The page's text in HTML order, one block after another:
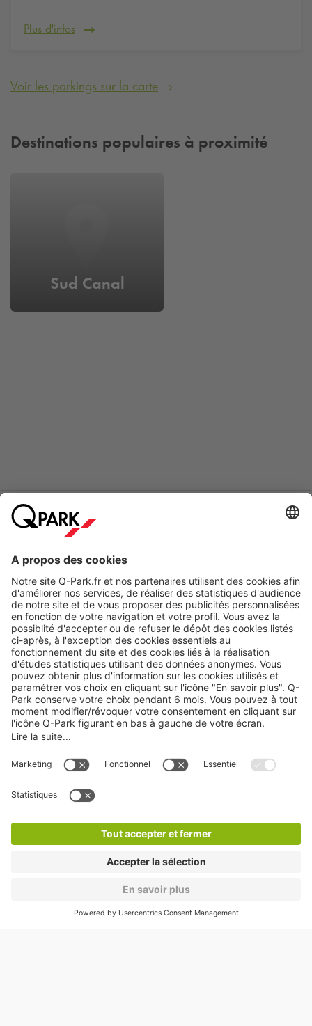
Plus d'infos
Voir les parkings sur la carte
Destinations populaires à proximité
Sud Canal
Modes de paiement en ligne
A propos
Nos produits
Nos services
Cookies
Copyright
CGU
Déclaration de confidentialité